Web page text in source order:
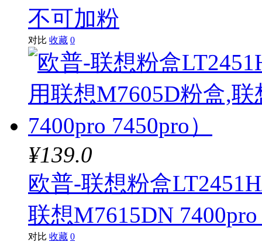
不可加粉
对比 收藏 0
¥139.0
欧普-联想粉盒
联想M7615DN
对比 收藏 0